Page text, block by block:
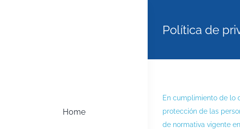
Home
Política de
En cumplimiento de lo
protección de las
de normativa vigente